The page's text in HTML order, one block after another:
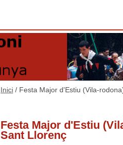
Inici / Festa Major d'Estiu (Vila-
Festa Major d'Estiu
Sant Llorenç